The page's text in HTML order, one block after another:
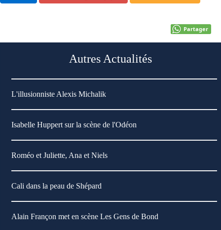
Partager
Autres Actualités
L'illusionniste Alexis Michalik
Isabelle Huppert sur la scène de l'Odéon
Roméo et Juliette, Ana et Niels
Cali dans la peau de Shépard
Alain Françon met en scène Les Gens de Bond